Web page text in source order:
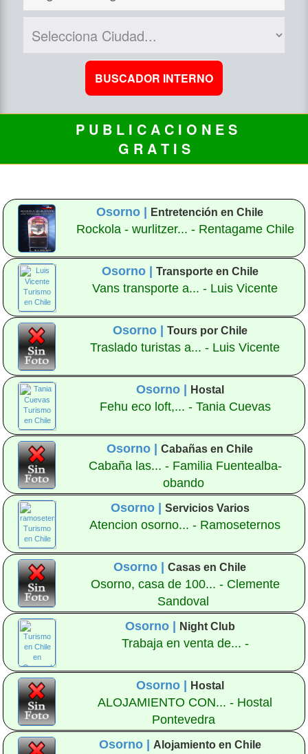
P U B L I C A C I O N E S
G R A T I S
Osorno | Entretención en Chile
Rockola - wurlitzer... - Rentagame Chile
Osorno | Transporte en Chile
Vans transporte a... - Luis Vicente
Osorno | Tours por Chile
Traslado turistas a... - Luis Vicente
Osorno | Hostal
Fehu eco loft,... - Tania Cuevas
Osorno |Cabañas en Chile
Cabaña las... - Familia Fuentealba-
obando
Osorno |
Servicios Varios
Atencion osorno... - Ramoseternos
Osorno |Casas en Chile
Osorno, casa de 100... - Clemente
Sandoval
Osorno |
Night Club
Trabaja en venta de... -
Osorno | Hostal
ALOJAMIENTO CON... - Hostal
Pontevedra
Osorno |
Alojamiento en Chile